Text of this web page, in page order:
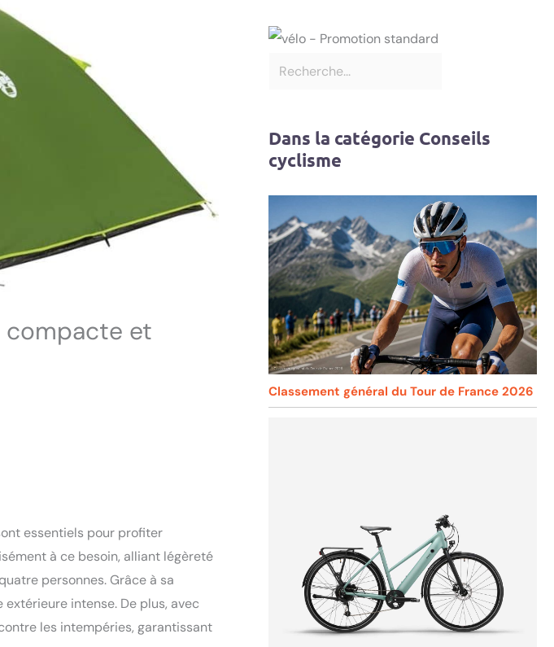
compacte et
essentiels pour profiter
à ce besoin, alliant légèreté
personnes. Grâce à sa
intense. De plus, avec
les intempéries, garantissant
Dans la catégorie Conseils
cyclisme
Classement général du Tour de France 2026